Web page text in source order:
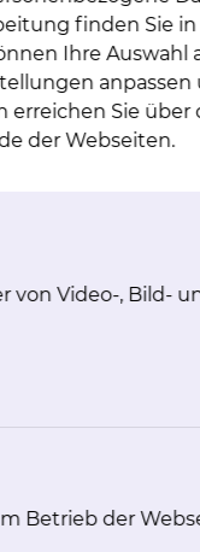
dürfen
werden. Nur
und
Das
Instituts.
einsehen
Daten
finden Sie
Ihre Auswahl
anpassen
erreichen Sie über
der Webseiten.
von Video-, Bild-
Betrieb der